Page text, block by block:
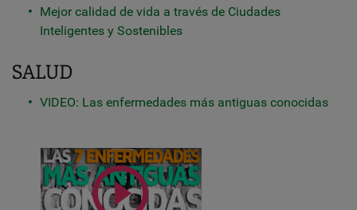
Mejor calidad de vida a través de Ciudades
Inteligentes y Sostenibles
SALUD
VIDEO: Las enfermedades más antiguas conocidas